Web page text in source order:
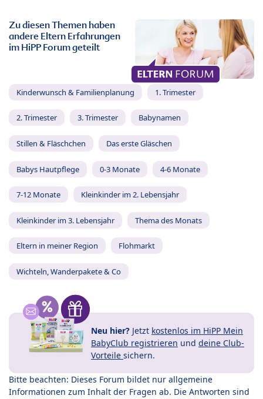
Zu diesen Themen haben
andere Eltern Erfahrungen
im HiPP Forum geteilt
Kinderwunsch & Familienplanung 1. Trimester
2. Trimester 3. Trimester Babynamen
Stillen & Fläschchen Das erste Gläschen
Babys Hautpflege 0-3 Monate 4-6 Monate
7-12 Monate Kleinkinder im 2. Lebensjahr
Kleinkinder im 3. Lebensjahr Thema des Monats
Eltern in meiner Region Flohmarkt
Wichteln, Wanderpakete & Co
Neu hier? Jetzt kostenlos im HiPP Mein
BabyClub registrieren und deine Club-
Vorteile sichern.
Bitte beachten: Dieses Forum bildet nur allgemeine
Informationen zum Inhalt der Fragen ab. Die Antworten sind